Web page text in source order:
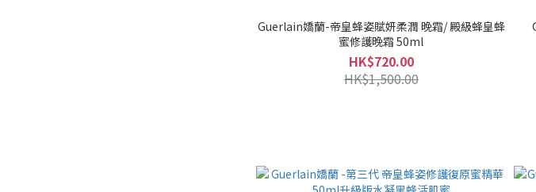
Guerlain嬌蘭-帝皇蜂姿賦妍柔潤 晚霜/ 殿級蜂皇蜂
蜜修護晚霜 50ml
HK$720.00
HK$1,500.00